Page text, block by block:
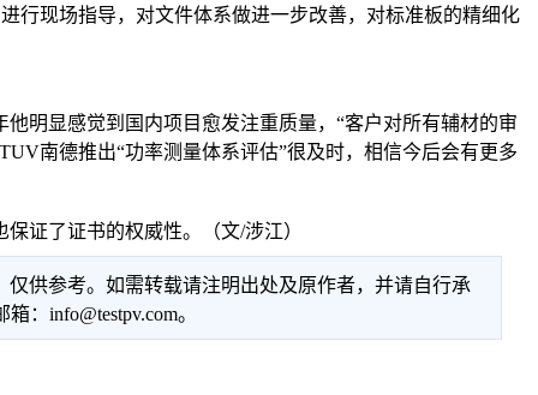
行现场指导，对文件体系做进一步改善，对标准板的精细化
显感觉到国内项目愈发注重质量，“客户对所有辅材的审
南德推出“功率测量体系评估”很及时，相信今后会有更多
证了证书的权威性。（文/涉江）
供参考。如需转载请注明出处及原作者，并请自行承
：info@testpv.com。